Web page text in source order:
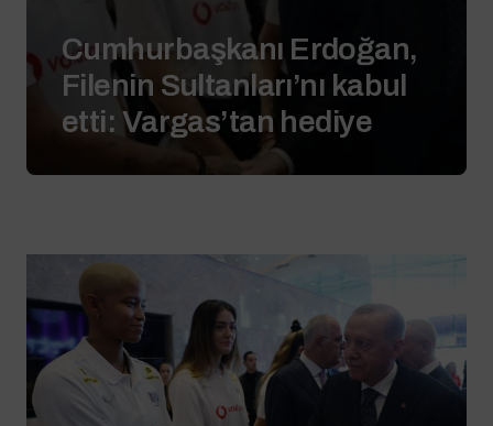
Cumhurbaşkanı Erdoğan,
Filenin Sultanları’nı kabul
etti: Vargas’tan hediye